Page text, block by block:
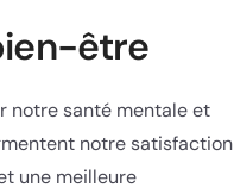
être
notre santé mentale et
notre satisfaction
une meilleure